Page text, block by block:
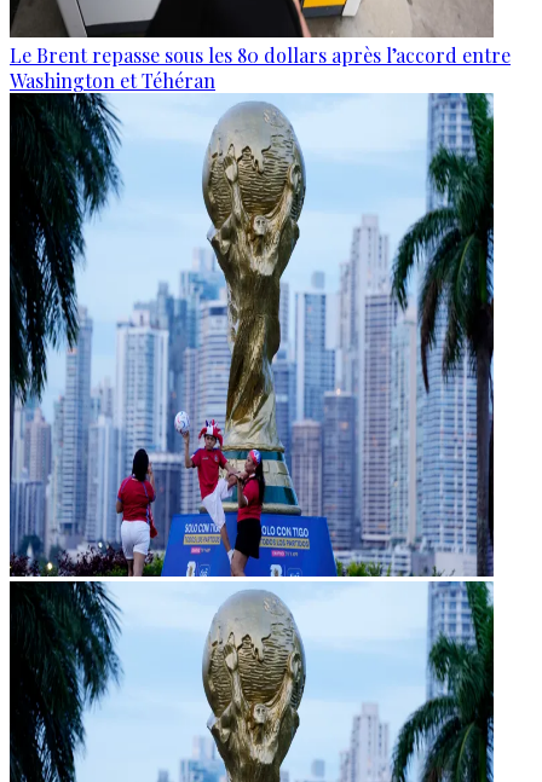
Le Brent repasse sous les 80 dollars après l’accord entre
Washington et Téhéran